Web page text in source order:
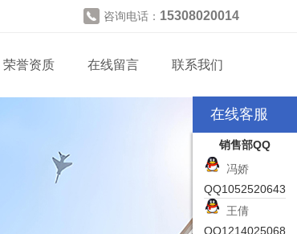
咨询电话： 15308020014
荣誉资质 在线留言 联系我们
在线客服
销售部QQ
冯娇
QQ1052520643
王倩
QQ1214025068